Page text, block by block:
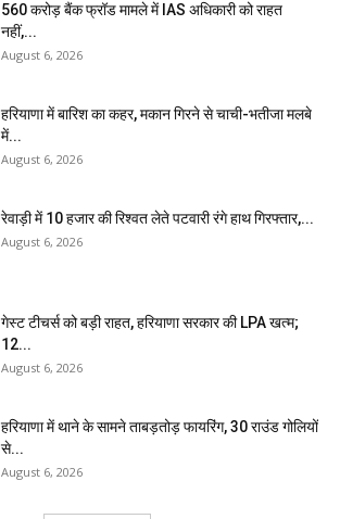
₹560 करोड़ बैंक फ्रॉड मामले में IAS अधिकारी को राहत
नहीं,...
August 6, 2026
हरियाणा में बारिश का कहर, मकान गिरने से चाची-भतीजा मलबे
में...
August 6, 2026
रेवाड़ी में 10 हजार की रिश्वत लेते पटवारी रंगे हाथ गिरफ्तार,...
August 6, 2026
गेस्ट टीचर्स को बड़ी राहत, हरियाणा सरकार की LPA खत्म;
12...
August 6, 2026
हरियाणा में थाने के सामने ताबड़तोड़ फायरिंग, 30 राउंड गोलियों
से...
August 6, 2026